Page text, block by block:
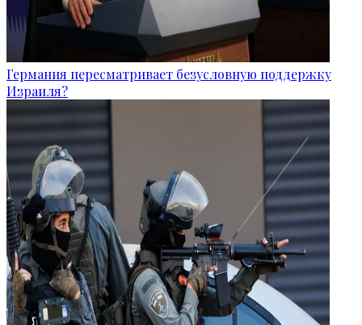
Германия пересматривает безусловную поддержку
Израиля?